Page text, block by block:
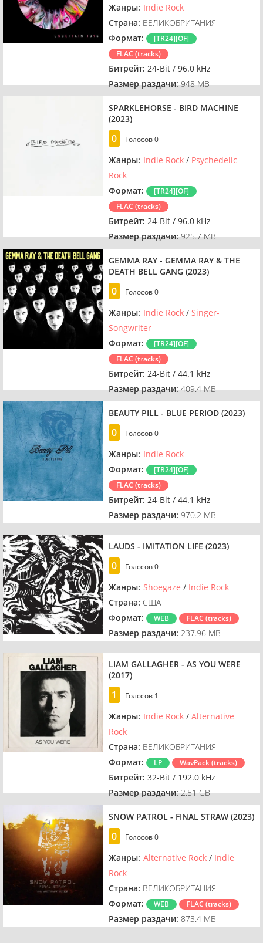
Жанры: Indie Rock
Страна: ВЕЛИКОБРИТАНИЯ
Формат:
[TR24][OF]
FLAC (tracks)
Битрейт: 24-Bit / 96.0 kHz
Размер раздачи: 948 MB
SPARKLEHORSE - BIRD MACHINE
(2023)
0 Голосов0
Жанры: Indie Rock / Psychedelic
Rock
Формат:
[TR24][OF]
FLAC (tracks)
Битрейт: 24-Bit / 96.0 kHz
Размер раздачи: 925.7 MB
GEMMA RAY - GEMMA RAY & THE
DEATH BELL GANG (2023)
0 Голосов0
Жанры: Indie Rock / Singer-
Songwriter
Формат:
[TR24][OF]
FLAC (tracks)
Битрейт: 24-Bit / 44.1 kHz
Размер раздачи: 409.4 MB
BEAUTY PILL - BLUE PERIOD (2023)
0 Голосов0
Жанры: Indie Rock
Формат:
[TR24][OF]
FLAC (tracks)
Битрейт: 24-Bit / 44.1 kHz
Размер раздачи: 970.2 MB
LAUDS - IMITATION LIFE (2023)
0 Голосов0
Жанры: Shoegaze / Indie Rock
Страна: США
Формат:
WEB FLAC (tracks)
Размер раздачи: 237.96 MB
LIAM GALLAGHER - AS YOU WERE
(2017)
1 Голосов 1
Жанры: Indie Rock / Alternative
Rock
Страна: ВЕЛИКОБРИТАНИЯ
Формат:
LP WavPack (tracks)
Битрейт: 32-Bit / 192.0 kHz
Размер раздачи: 2.51 GB
SNOW PATROL - FINAL STRAW (2023)
0 Голосов0
Жанры: Alternative Rock / Indie
Rock
Страна: ВЕЛИКОБРИТАНИЯ
Формат:
WEB FLAC (tracks)
Размер раздачи: 873.4 MB